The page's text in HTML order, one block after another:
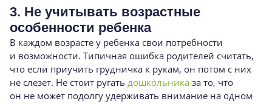
3. Не учитывать возрастные
особенности ребенка
В каждом возрасте у ребенка свои потребности
и возможности. Типичная ошибка родителей считать,
что если приучить грудничка к рукам, он потом с них
не слезет. Не стоит ругать дошкольника за то, что
он не может подолгу удерживать внимание на одном